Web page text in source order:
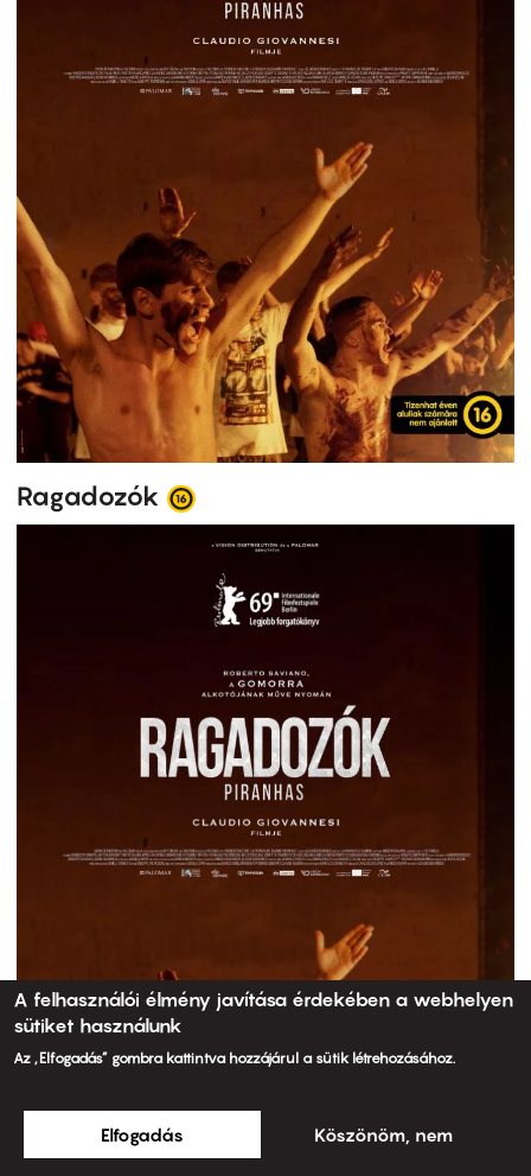
Ragadozók
A felhasználói élmény javítása érdekében a webhelyen
sütiket használunk
Az „Elfogadás” gombra kattintva hozzájárul a sütik létrehozásához.
Elfogadás Köszönöm, nem